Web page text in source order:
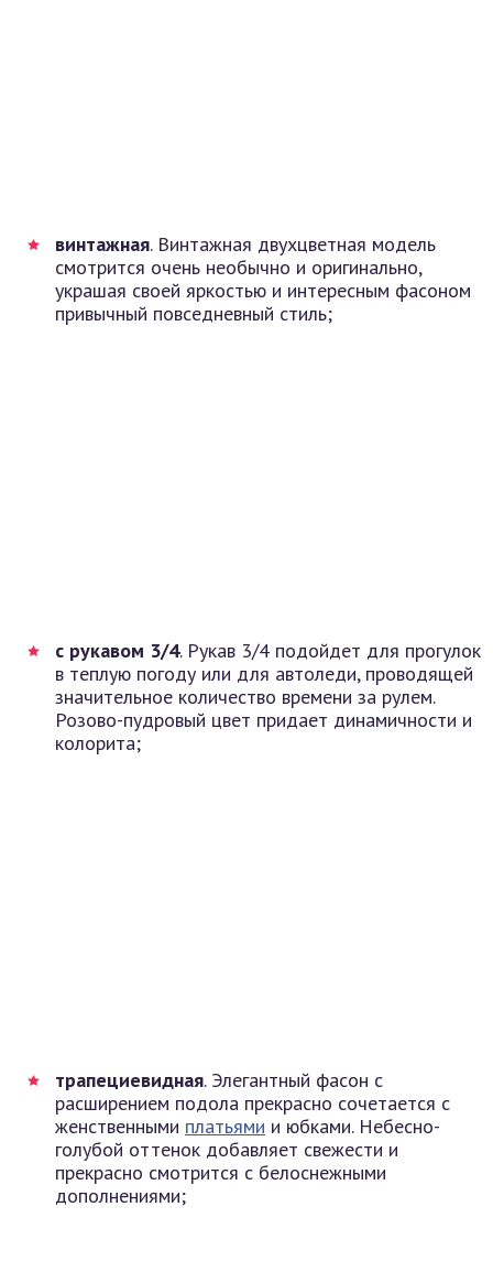
винтажная. Винтажная двухцветная модель
смотрится очень необычно и оригинально,
украшая своей яркостью и интересным фасоном
привычный повседневный стиль;
с рукавом 3/4. Рукав 3/4 подойдет для прогулок
в теплую погоду или для автоледи, проводящей
значительное количество времени за рулем.
Розово-пудровый цвет придает динамичности и
колорита;
трапециевидная. Элегантный фасон с
расширением подола прекрасно сочетается с
женственными платьями и юбками. Небесно-
голубой оттенок добавляет свежести и
прекрасно смотрится с белоснежными
дополнениями;